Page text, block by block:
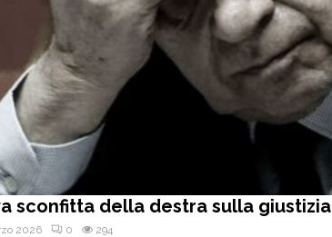
sconfitta della destra sulla giustizia
2026 0 294